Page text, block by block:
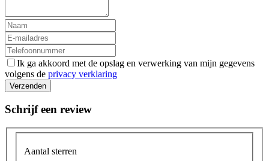
Ik ga akkoord met de opslag en verwerking van mijn gegevens
volgens de privacy verklaring
Verzenden
Schrijf een review
Aantal sterren